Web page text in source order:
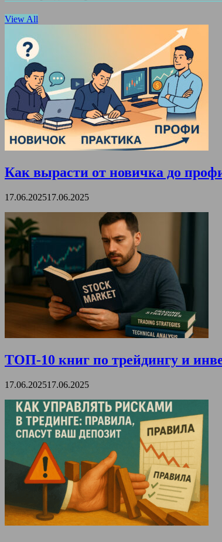
View All
Как вырасти от новичка до
17.06.202517.06.2025
ТОП-10 книг по трейдингу и
17.06.202517.06.2025